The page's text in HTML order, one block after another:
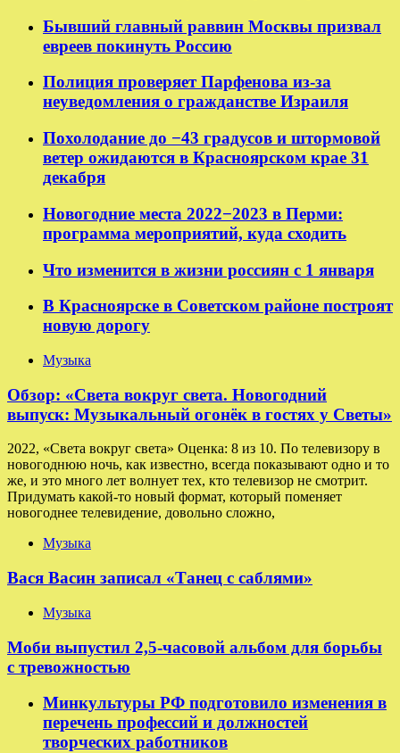
Бывший главный раввин Москвы призвал
евреев покинуть Россию
Полиция проверяет Парфенова из-за
неуведомления о гражданстве Израиля
Похолодание до −43 градусов и штормовой
ветер ожидаются в Красноярском крае 31
декабря
Новогодние места 2022−2023 в Перми:
программа мероприятий, куда сходить
Что изменится в жизни россиян с 1 января
В Красноярске в Советском районе построят
новую дорогу
Музыка
Обзор: «Света вокруг света. Новогодний
выпуск: Музыкальный огонёк в гостях у Светы»
2022, «Света вокруг света» Оценка: 8 из 10. По телевизору в
новогоднюю ночь, как известно, всегда показывают одно и то
же, и это много лет волнует тех, кто телевизор не смотрит.
Придумать какой-то новый формат, который поменяет
новогоднее телевидение, довольно сложно,
Музыка
Вася Васин записал «Танец с саблями»
Музыка
Моби выпустил 2,5-часовой альбом для борьбы
с тревожностью
Минкультуры РФ подготовило изменения в
перечень профессий и должностей
творческих работников